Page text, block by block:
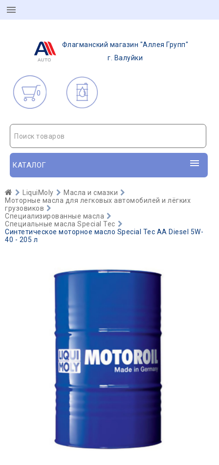
Флагманский магазин "Аллея Групп"
г. Валуйки
0
Поиск товаров
КАТАЛОГ
LiquiMoly
Масла и смазки
Моторные масла для легковых автомобилей и лёгких
грузовиков
Специализированные масла
Специальные масла Special Tec
Синтетическое моторное масло Special Tec AA Diesel 5W-
40 - 205 л